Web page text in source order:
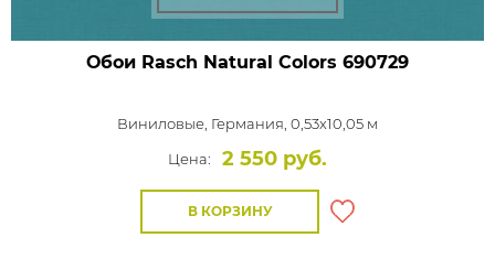
Обои Rasch Natural Colors 690729
Виниловые, Германия, 0,53x10,05 м
Цена:
2 550 руб.
В КОРЗИНУ